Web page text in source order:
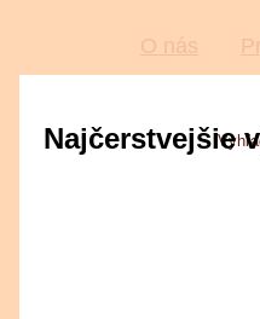
O nás
Najčerstvejšie